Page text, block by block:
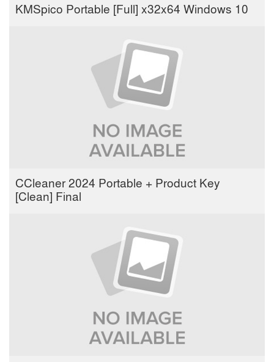
KMSpico Portable [Full] x32x64 Windows 10
CCleaner 2024 Portable + Product Key
[Clean] Final